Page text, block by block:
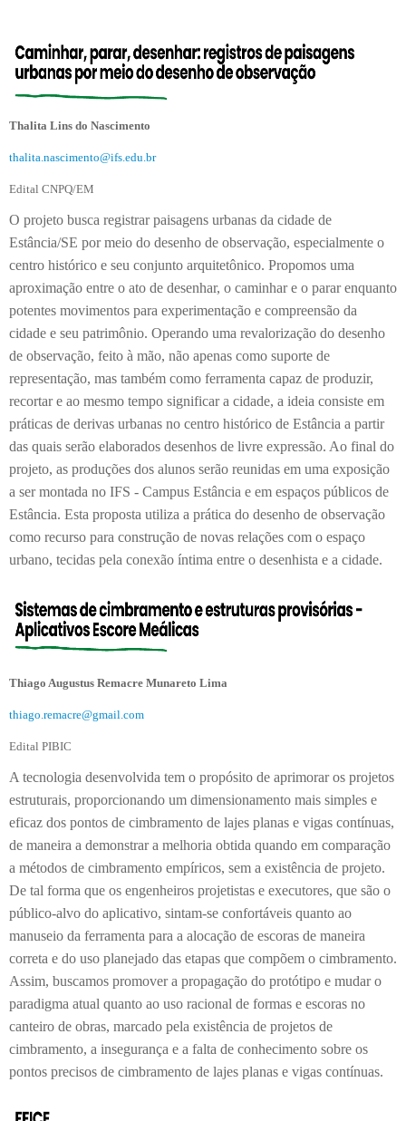
Thalita Lins do Nascimento
thalita.nascimento@ifs.edu.br
Edital CNPQ/EM
O projeto busca registrar paisagens urbanas da cidade de
Estância/SE por meio do desenho de observação, especialmente o
centro histórico e seu conjunto arquitetônico. Propomos uma
aproximação entre o ato de desenhar, o caminhar e o parar enquanto
potentes movimentos para experimentação e compreensão da
cidade e seu patrimônio. Operando uma revalorização do desenho
de observação, feito à mão, não apenas como suporte de
representação, mas também como ferramenta capaz de produzir,
recortar e ao mesmo tempo significar a cidade, a ideia consiste em
práticas de derivas urbanas no centro histórico de Estância a partir
das quais serão elaborados desenhos de livre expressão. Ao final do
projeto, as produções dos alunos serão reunidas em uma exposição
a ser montada no IFS - Campus Estância e em espaços públicos de
Estância. Esta proposta utiliza a prática do desenho de observação
como recurso para construção de novas relações com o espaço
urbano, tecidas pela conexão íntima entre o desenhista e a cidade.
Thiago Augustus Remacre Munareto Lima
thiago.remacre@gmail.com
Edital PIBIC
A tecnologia desenvolvida tem o propósito de aprimorar os projetos
estruturais, proporcionando um dimensionamento mais simples e
eficaz dos pontos de cimbramento de lajes planas e vigas contínuas,
de maneira a demonstrar a melhoria obtida quando em comparação
a métodos de cimbramento empíricos, sem a existência de projeto.
De tal forma que os engenheiros projetistas e executores, que são o
público-alvo do aplicativo, sintam-se confortáveis quanto ao
manuseio da ferramenta para a alocação de escoras de maneira
correta e do uso planejado das etapas que compõem o cimbramento.
Assim, buscamos promover a propagação do protótipo e mudar o
paradigma atual quanto ao uso racional de formas e escoras no
canteiro de obras, marcado pela existência de projetos de
cimbramento, a insegurança e a falta de conhecimento sobre os
pontos precisos de cimbramento de lajes planas e vigas contínuas.